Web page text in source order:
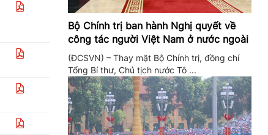
Bộ Chính trị ban hành Nghị quyết về
công tác người Việt Nam ở nước ngoài
(ĐCSVN) – Thay mặt Bộ Chính trị, đồng chí
Tổng Bí thư, Chủ tịch nước Tô ...